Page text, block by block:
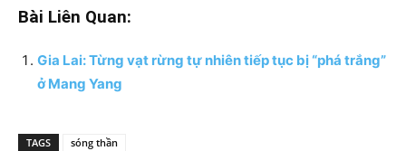
Bài Liên Quan:
Gia Lai: Từng vạt rừng tự nhiên tiếp tục bị “phá trắng”
ở Mang Yang
TAGS sóng thần